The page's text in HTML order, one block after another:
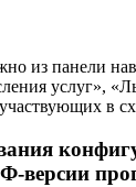
из панели
услуг»,
в
версии